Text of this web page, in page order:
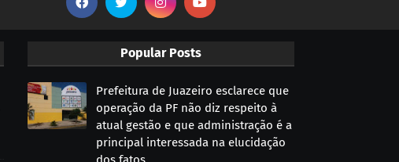
Popular Posts
Prefeitura de Juazeiro esclarece que
operação da PF não diz respeito à
atual gestão e que administração é a
principal interessada na elucidação